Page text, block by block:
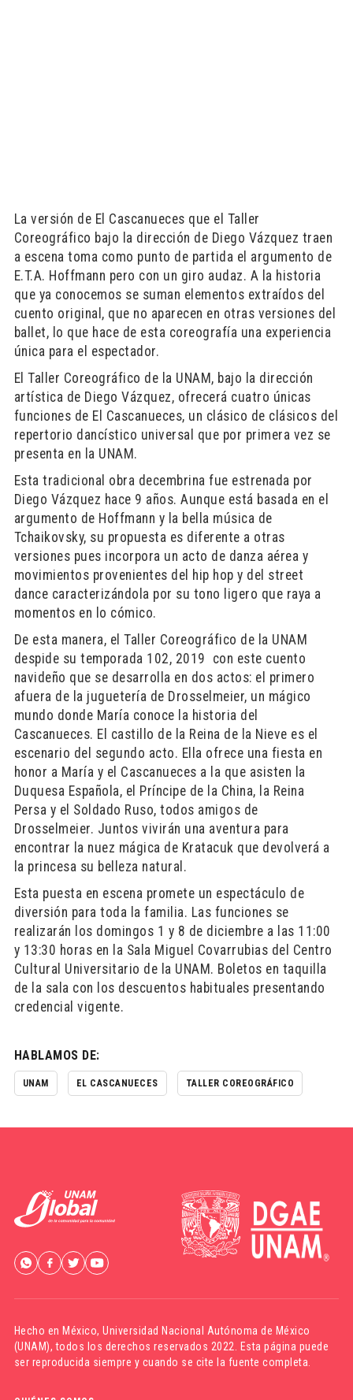
La versión de El Cascanueces que el Taller
Coreográfico bajo la dirección de Diego Vázquez traen
a escena toma como punto de partida el argumento de
E.T.A. Hoffmann pero con un giro audaz. A la historia
que ya conocemos se suman elementos extraídos del
cuento original, que no aparecen en otras versiones del
ballet, lo que hace de esta coreografía una experiencia
única para el espectador.
El Taller Coreográfico de la UNAM, bajo la dirección
artística de Diego Vázquez, ofrecerá cuatro únicas
funciones de El Cascanueces, un clásico de clásicos del
repertorio dancístico universal que por primera vez se
presenta en la UNAM.
Esta tradicional obra decembrina fue estrenada por
Diego Vázquez hace 9 años. Aunque está basada en el
argumento de Hoffmann y la bella música de
Tchaikovsky, su propuesta es diferente a otras
versiones pues incorpora un acto de danza aérea y
movimientos provenientes del hip hop y del street
dance caracterizándola por su tono ligero que raya a
momentos en lo cómico.
De esta manera, el Taller Coreográfico de la UNAM
despide su temporada 102, 2019 con este cuento
navideño que se desarrolla en dos actos: el primero
afuera de la juguetería de Drosselmeier, un mágico
mundo donde María conoce la historia del
Cascanueces. El castillo de la Reina de la Nieve es el
escenario del segundo acto. Ella ofrece una fiesta en
honor a María y el Cascanueces a la que asisten la
Duquesa Española, el Príncipe de la China, la Reina
Persa y el Soldado Ruso, todos amigos de
Drosselmeier. Juntos vivirán una aventura para
encontrar la nuez mágica de Kratacuk que devolverá a
la princesa su belleza natural.
Esta puesta en escena promete un espectáculo de
diversión para toda la familia. Las funciones se
realizarán los domingos 1 y 8 de diciembre a las 11:00
y 13:30 horas en la Sala Miguel Covarrubias del Centro
Cultural Universitario de la UNAM. Boletos en taquilla
de la sala con los descuentos habituales presentando
credencial vigente.
HABLAMOS DE:
UNAM EL CASCANUECES TALLER COREOGRÁFICO
Hecho en México,Universidad Nacional Autónoma de México
(UNAM), todos los derechos reservados 2022. Esta página puede
ser reproducida siempre y cuando se cite la fuente completa.